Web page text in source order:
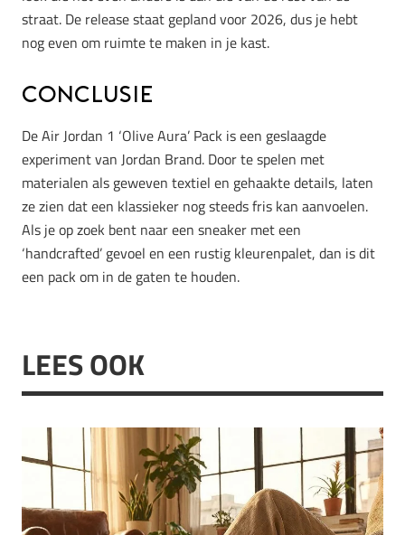
straat. De release staat gepland voor 2026, dus je hebt
nog even om ruimte te maken in je kast.
Conclusie
De Air Jordan 1 ‘Olive Aura’ Pack is een geslaagde
experiment van Jordan Brand. Door te spelen met
materialen als geweven textiel en gehaakte details, laten
ze zien dat een klassieker nog steeds fris kan aanvoelen.
Als je op zoek bent naar een sneaker met een
‘handcrafted’ gevoel en een rustig kleurenpalet, dan is dit
een pack om in de gaten te houden.
LEES OOK